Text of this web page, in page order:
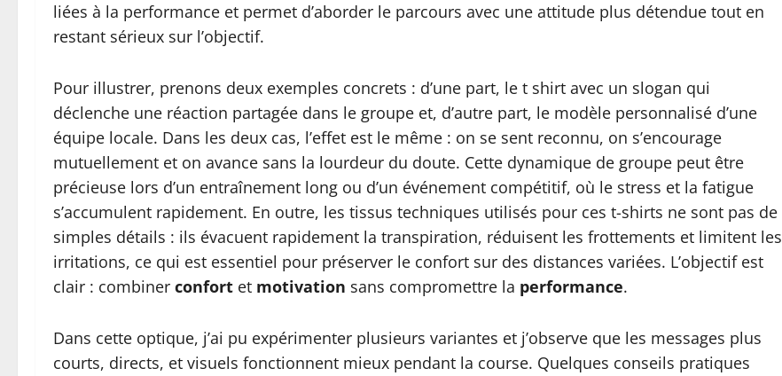
liées à la performance et permet d’aborder le parcours avec une attitude plus détendue tout en
restant sérieux sur l’objectif.
Pour illustrer, prenons deux exemples concrets : d’une part, le t shirt avec un slogan qui
déclenche une réaction partagée dans le groupe et, d’autre part, le modèle personnalisé d’une
équipe locale. Dans les deux cas, l’effet est le même : on se sent reconnu, on s’encourage
mutuellement et on avance sans la lourdeur du doute. Cette dynamique de groupe peut être
précieuse lors d’un entraînement long ou d’un événement compétitif, où le stress et la fatigue
s’accumulent rapidement. En outre, les tissus techniques utilisés pour ces t-shirts ne sont pas de
simples détails : ils évacuent rapidement la transpiration, réduisent les frottements et limitent les
irritations, ce qui est essentiel pour préserver le confort sur des distances variées. L’objectif est
clair : combiner confort et motivation sans compromettre la performance.
Dans cette optique, j’ai pu expérimenter plusieurs variantes et j’observe que les messages plus
courts, directs, et visuels fonctionnent mieux pendant la course. Quelques conseils pratiques